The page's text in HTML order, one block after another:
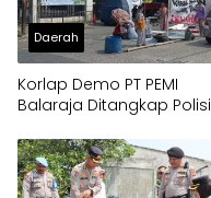
Daerah
Korlap Demo PT PEMI
Balaraja Ditangkap Polisi